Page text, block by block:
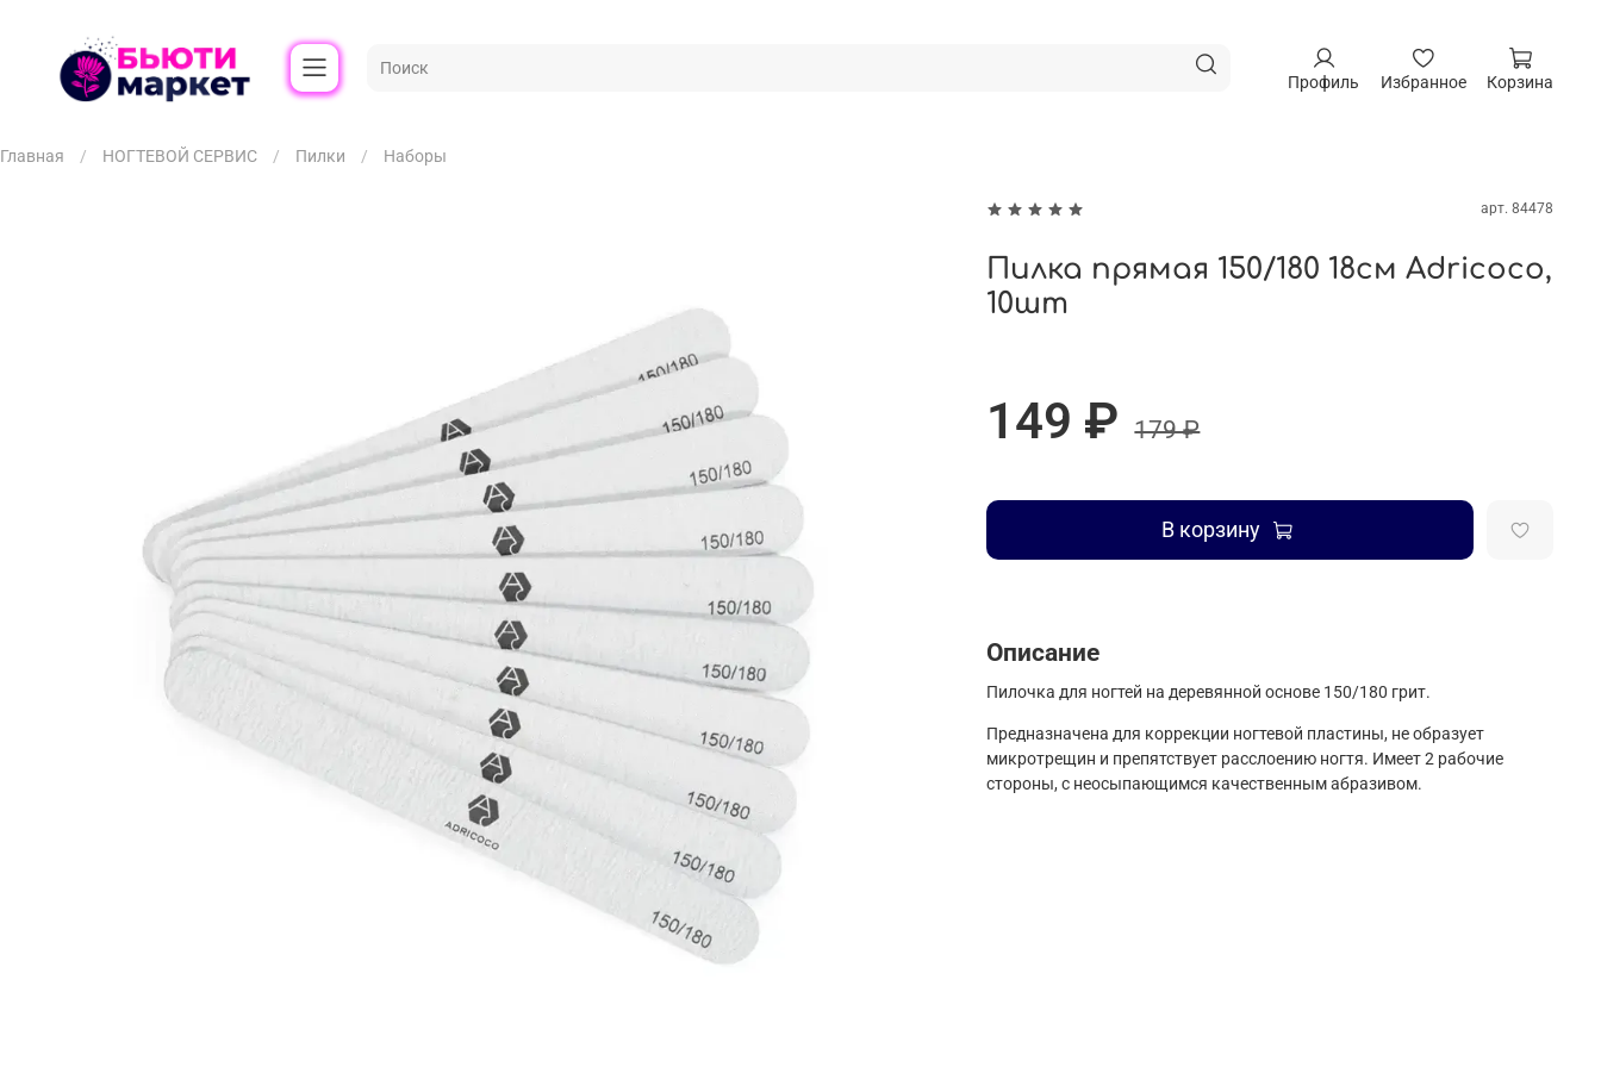
Профиль Избранное Корзина
Главная НОГТЕВОЙ СЕРВИС Пилки Наборы
арт. 84478
Пилка прямая 150/180 18см Adricoco,
10шт
149 ₽ 179 ₽
В корзину
Описание
Пилочка для ногтей на деревянной основе 150/180 грит.
Предназначена для коррекции ногтевой пластины, не образует
микротрещин и препятствует расслоению ногтя. Имеет 2 рабочие
стороны, с неосыпающимся качественным абразивом.